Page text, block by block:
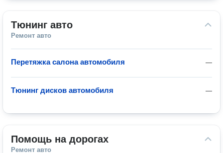
Тюнинг авто
Ремонт авто
—
Перетяжка салона автомобиля
—
Тюнинг дисков автомобиля
Помощь на дорогах
Ремонт авто